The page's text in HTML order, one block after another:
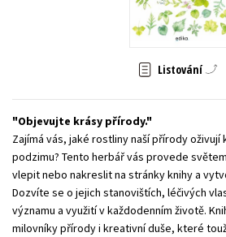
Zahraniční literatura
Všechny tituly
Listování
Objevujte krásy přírody.
Zajímá vás, jaké rostliny naší přírody oživují
podzimu? Tento herbář vás provede
vlepit nebo nakreslit na stránky knihy a
Dozvíte se o jejich stanovištích, léčivých
významu a využití v každodenním životě.
milovníky přírody i kreativní duše, které